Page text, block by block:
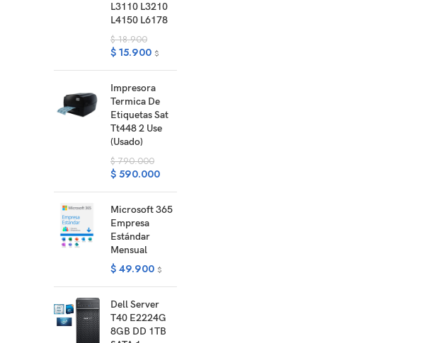
L3110 L3210
L4150 L6178
$18.900
$ 15.900 $
Impresora
Termica De
Etiquetas Sat
Tt448 2 Use
(Usado)
$790.000
$ 590.000
Microsoft 365
Empresa
Estándar
Mensual
$ 49.900 $
Dell Server
T40 E2224G
8GB DD 1TB